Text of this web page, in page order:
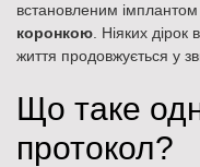
встановленим імплантом
коронкою . Ніяких
життя продовжується у
Що таке
протокол?